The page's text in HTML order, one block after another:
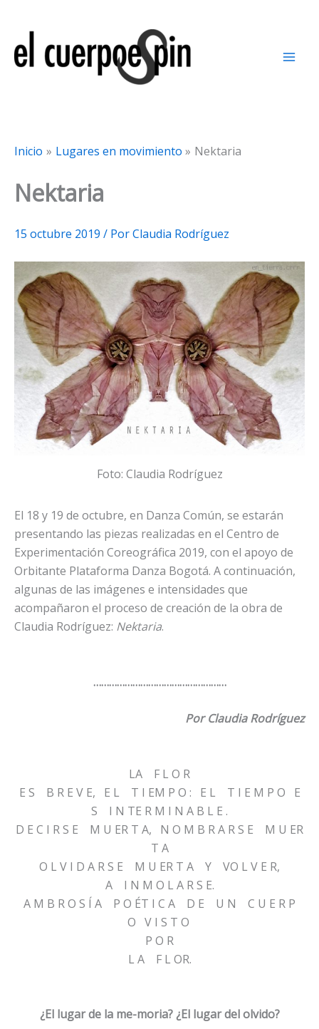
contenido
Inicio Lugares en movimiento Nektaria
Nektaria
15 octubre 2019 / PorClaudia Rodríguez
Foto: Claudia Rodríguez
El 18 y 19 de octubre, en Danza Común, se estarán
presentando las piezas realizadas en el Centro de
Experimentación Coreográfica 2019, con el apoyo de
Orbitante Plataforma Danza Bogotá. A continuación,
algunas de las imágenes e intensidades que
acompañaron el proceso de creación de la obra de
Claudia Rodríguez: Nektaria.
……………………………………………
Por Claudia Rodríguez
LA F L O R
E S B R E V E, E L T I EM P O : E L T I E M P O E
S I N TE R M I N A B L E .
D E C I R S E M U ER T A, N O M B R A R S E M U ER
T A
O L V I D A R S E M U ER T A Y VO L V E R,
A I N M O L A R S E.
A M B R O S Í A P O ÉT I C A D E U N C U E R P
O V I S T O
P O R
L A F L OR.
¿El lugar de la me-moria? ¿El lugar del olvido?